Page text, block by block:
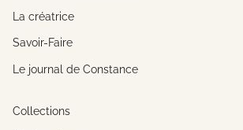
La créatrice
Savoir-Faire
Le journal de Constance
Collections